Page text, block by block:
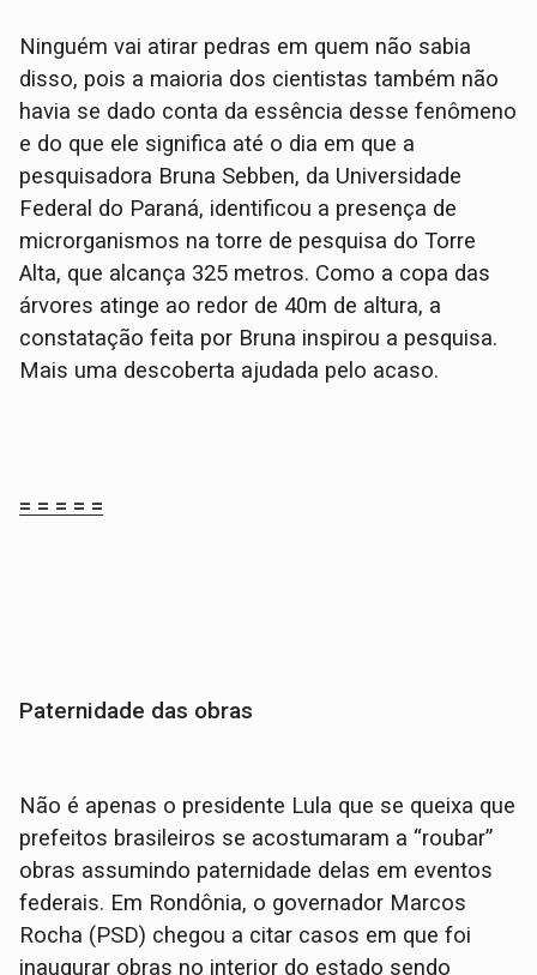
Ninguém vai atirar pedras em quem não sabia
disso, pois a maioria dos cientistas também não
havia se dado conta da essência desse fenômeno
e do que ele significa até o dia em que a
pesquisadora Bruna Sebben, da Universidade
Federal do Paraná, identificou a presença de
microrganismos na torre de pesquisa do Torre
Alta, que alcança 325 metros. Como a copa das
árvores atinge ao redor de 40m de altura, a
constatação feita por Bruna inspirou a pesquisa.
Mais uma descoberta ajudada pelo acaso.
= = = = =
Paternidade das obras
Não é apenas o presidente Lula que se queixa que
prefeitos brasileiros se acostumaram a “roubar”
obras assumindo paternidade delas em eventos
federais. Em Rondônia, o governador Marcos
Rocha (PSD) chegou a citar casos em que foi
inaugurar obras no interior do estado sendo